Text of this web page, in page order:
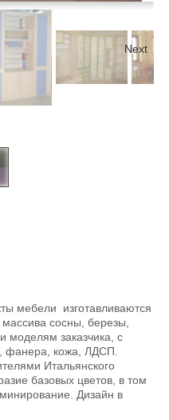
Next
мебели изготавливаются
сосны, березы,
моделям заказчика, с
кожа, ЛДСП.
Итальянского
базовых цветов, в том
Дизайн в